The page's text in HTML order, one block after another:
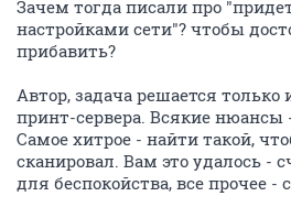
Зачем тогда писали про
настройками сети"? чтобы
прибавить?
Автор, задача решается только
принт-сервера. Всякие нюансы
Самое хитрое - найти такой,
сканировал. Вам это удалось -
для беспокойства, все прочее